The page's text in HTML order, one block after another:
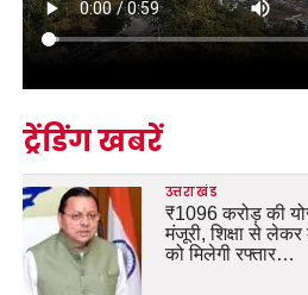
ट्रेंडिंग खबरें
उत्तराखंड
₹1096 करोड़ की
मंजूरी, शिक्षा से
को मिलेगी रफ्तार…